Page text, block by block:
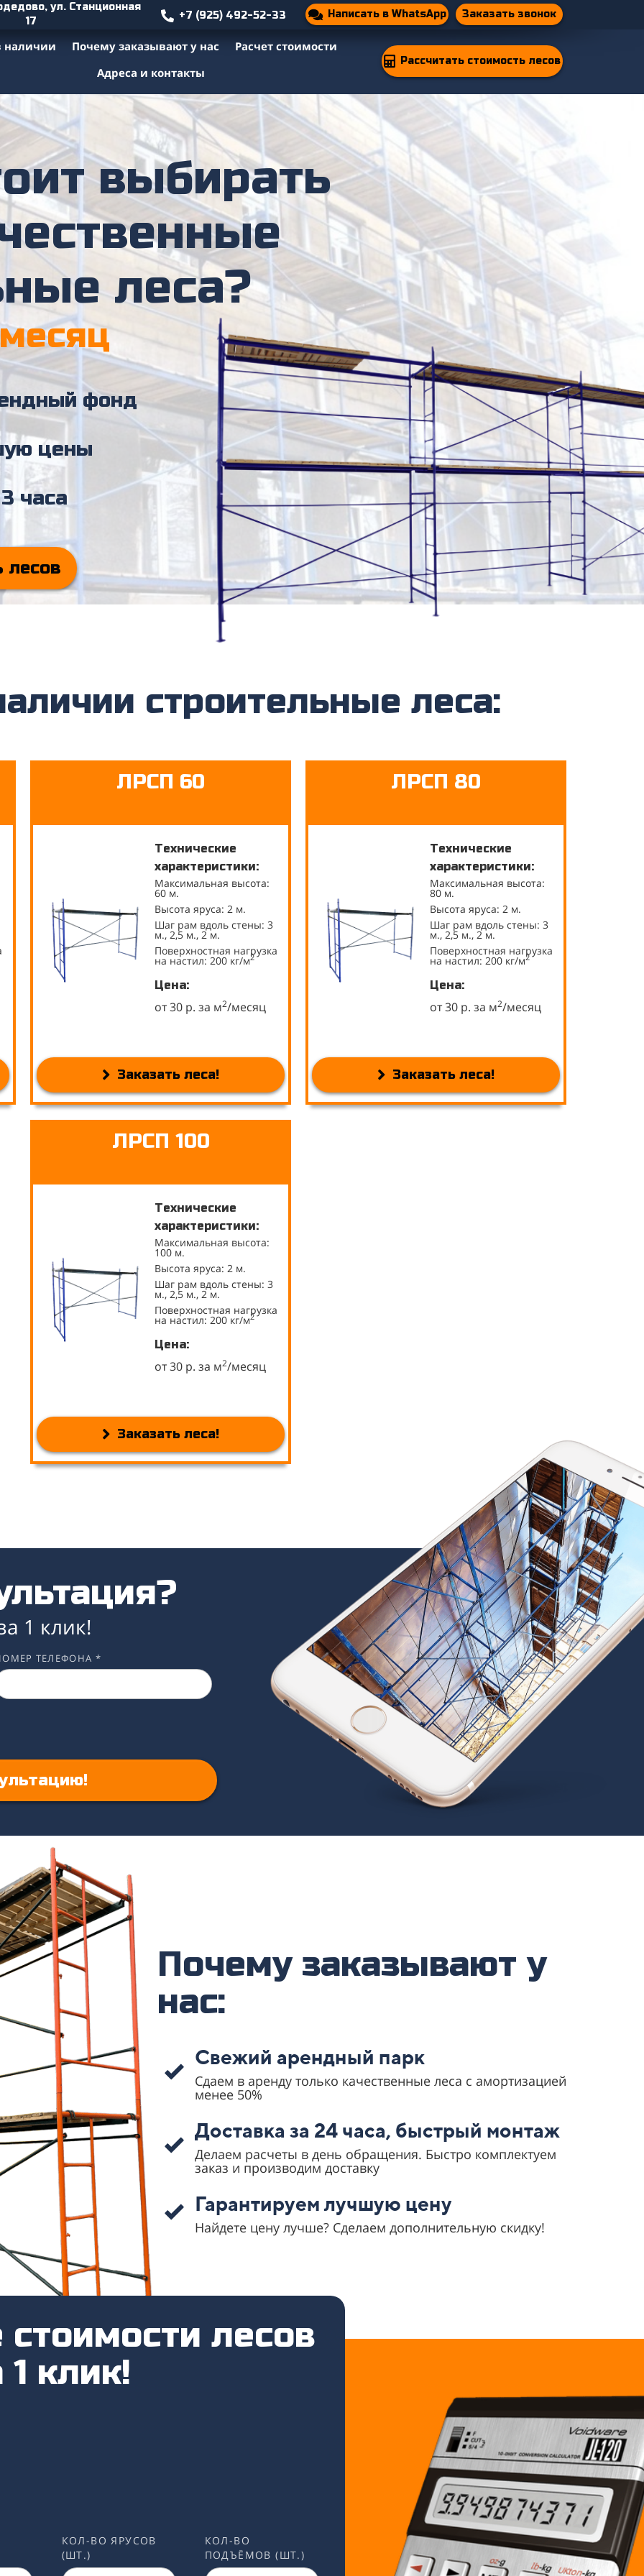
ул. Станционная
17
+7 (925) 492-52-33 Написать в WhatsApp Заказать звонок
наличии Почему заказывают у нас
Расчет стоимости
Адреса и контакты
Рассчитать стоимость лесов
выбирать
леса?
фонд
цены
часа
лесов
строительные леса:
ЛРСП 60
Технические
характеристики:
Максимальная высота:
60 м.
Высота яруса: 2 м.
Шаг рам вдоль стены: 3
м., 2,5 м., 2 м.
Поверхностная нагрузка
на настил: 200 кг/м2
Цена:
от 30 р. за м2/месяц
Заказать леса!
ЛРСП 80
Технические
характеристики:
Максимальная высота:
80 м.
Высота яруса: 2 м.
Шаг рам вдоль стены: 3
м., 2,5 м., 2 м.
Поверхностная нагрузка
на настил: 200 кг/м2
Цена:
от 30 р. за м2/месяц
Заказать леса!
ЛРСП 100
Технические
характеристики:
Максимальная высота:
100 м.
Высота яруса: 2 м.
Шаг рам вдоль стены: 3
м., 2,5 м., 2 м.
Поверхностная нагрузка
на настил: 200 кг/м2
Цена:
от 30 р. за м2/месяц
Заказать леса!
1 клик!
ТЕЛЕФОНА *
Почему заказывают у
нас:
Свежий арендный парк
Сдаем в аренду только качественные леса с амортизацией
менее 50%
Доставка за 24 часа, быстрый монтаж
Делаем расчеты в день обращения. Быстро комплектуем
заказ и производим доставку
Гарантируем лучшую цену
Найдете цену лучше? Сделаем дополнительную скидку!
стоимости лесов
1 клик!
КОЛ-ВО ЯРУСОВ
(ШТ.)
КОЛ-ВО
ПОДЪЁМОВ (ШТ.)